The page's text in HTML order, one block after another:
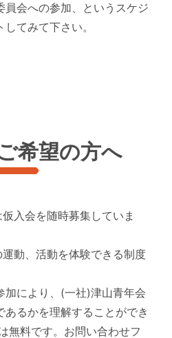
員会への参加、というスケジ
てみて下さい。
希望の方へ
入会を随時募集していま
動、活動を体験できる制度
加により、(一社)津山青年会
るかを理解することができ
無料です。お問い合わせフ